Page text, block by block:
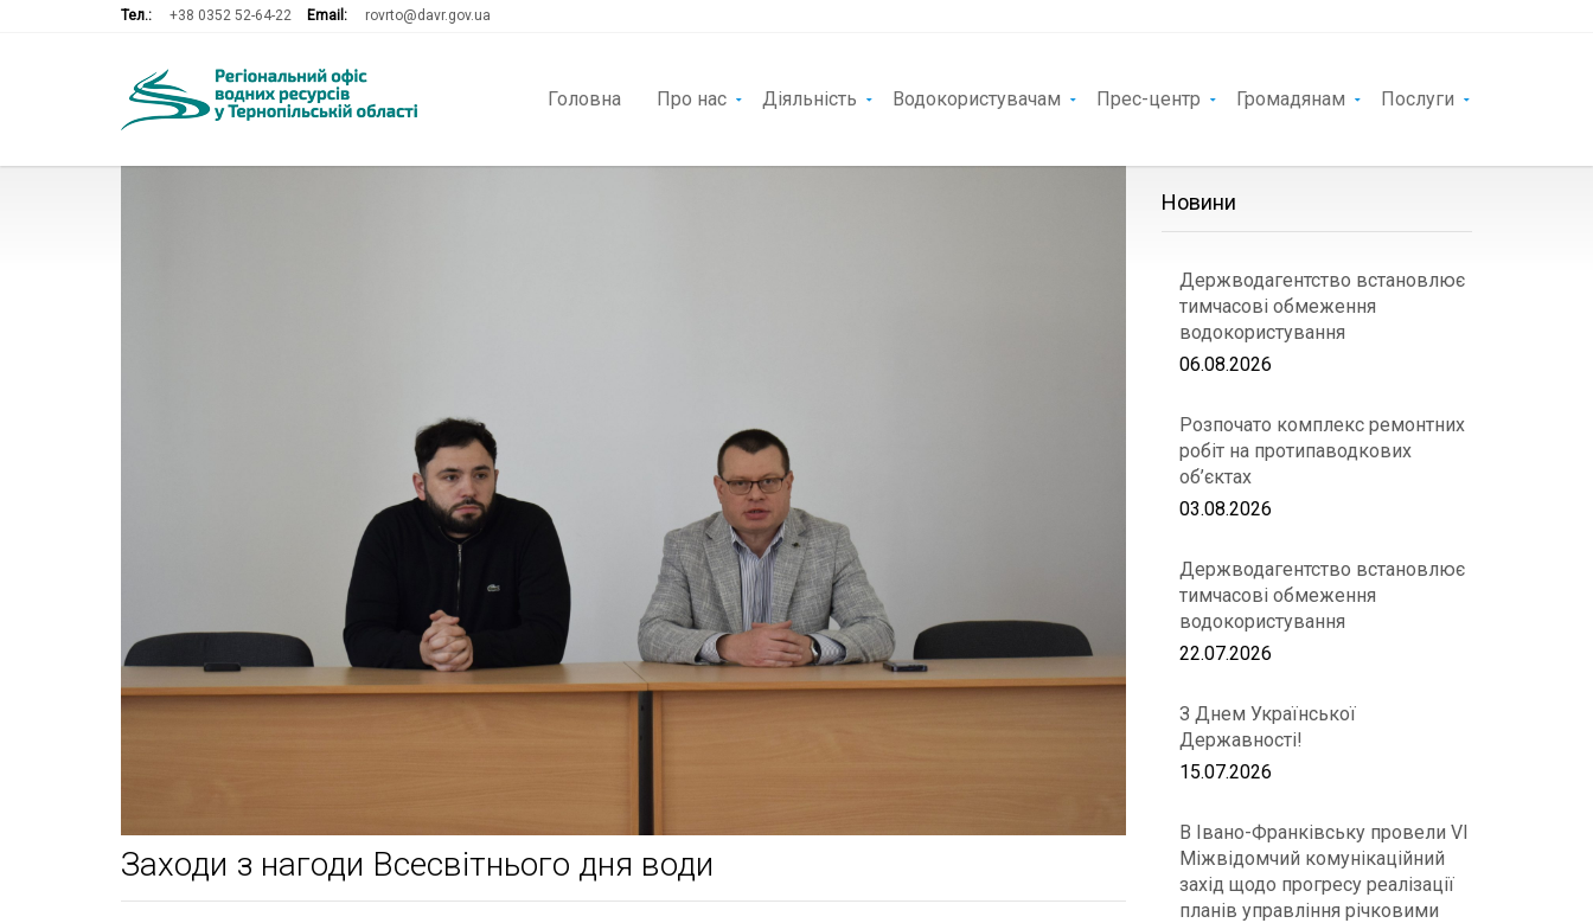
Тел.: +38 0352 52-64-22 Email: rovrto@davr.gov.ua
Головна Про нас Діяльність Водокористувачам Прес-центр Громадянам Послуги
Заходи з нагоди Всесвітнього дня води
Новини
Держводагентство встановлює
тимчасові обмеження
водокористування
06.08.2026
Розпочато комплекс ремонтних
робіт на протипаводкових
об’єктах
03.08.2026
Держводагентство встановлює
тимчасові обмеження
водокористування
22.07.2026
З Днем Української
Державності!
15.07.2026
В Івано-Франківську провели VІ
Міжвідомчий комунікаційний
захід щодо прогресу реалізації
планів управління річковими